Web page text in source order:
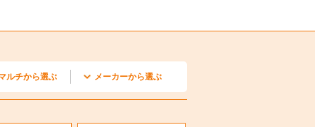
ルチから選ぶ
セット1方向形
セット2方向形
形
ビルトイン形
セット小能力形
メーカーから選ぶ
ダイキン
三菱電機
日立
三菱重工
パナソニック